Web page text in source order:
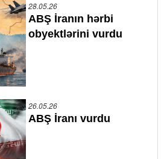
28.05.26
ABŞ İranın hərbi
obyektlərini vurdu
26.05.26
ABŞ İranı vurdu